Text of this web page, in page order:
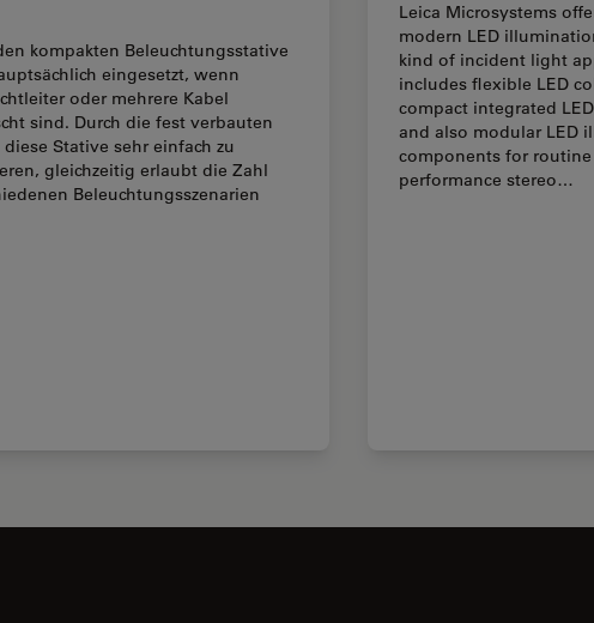
kompakten Beleuchtungsstative
eingesetzt, wenn
oder mehrere Kabel
sind. Durch die fest verbauten
diese Stative sehr einfach zu
gleichzeitig erlaubt die Zahl
Beleuchtungsszenarien
Leica Microsystems
modern LED
kind of incident light
includes flexible LED
compact integrated
and also modular LED
components for
performance stereo…